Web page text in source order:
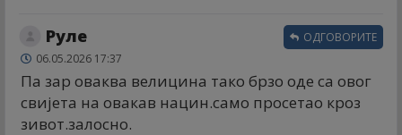
Руле
06.05.2026 17:37
Па зар оваква велицина тако брзо оде са овог
свијета на овакав нацин.само просетао кроз
зивот.залосно.
ОДГОВОРИТЕ